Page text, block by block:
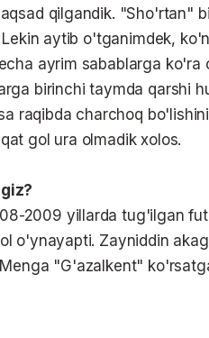
qilgandik. "Sho'rtan"
aytib o'tganimdek,
ayrim sabablarga ko'ra
birinchi taymda qarshi
raqibda charchoq
gol ura olmadik xolos.
2009 yillarda tug'ilgan
o'ynayapti. Zayniddin
"G'azalkent"